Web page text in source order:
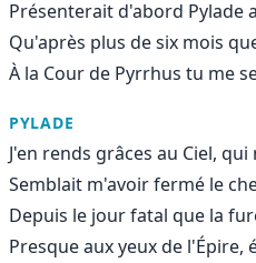
Présenterait d'abord Pylade
Qu'après plus de six mois
À la Cour de Pyrrhus tu me
PYLADE
J'en rends grâces au Ciel,
Semblait m'avoir fermé le
Depuis le jour fatal que la
Presque aux yeux de l'Épire,